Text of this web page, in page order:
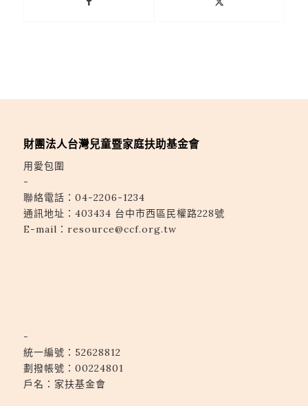
財團法人台灣兒童暨家庭扶助基金會
用愛包圍
-
聯絡電話： 04-2206-1234
通訊地址： 403434 台中市西區民權路228號
E-mail： resource@ccf.org.tw
-
統一編號：52628812
劃撥帳號：00224801
戶名：家扶基金會